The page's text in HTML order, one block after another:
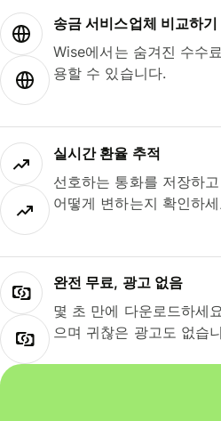
송금 서비스업체 비교하기
Wise에서는 숨겨진 수수
용할 수 있습니다.
실시간 환율 추적
선호하는 통화를 저장하
어떻게 변하는지 확인하
완전 무료, 광고 없음
몇 초 만에 다운로드하세
으며 귀찮은 광고도 없습